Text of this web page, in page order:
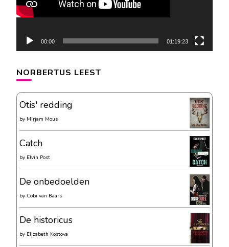
00:00 01:19:23
NORBERTUS LEEST
Otis' redding
by Mirjam Mous
Catch
by Elvin Post
De onbedoelden
by Cobi van Baars
De historicus
by Elizabeth Kostova